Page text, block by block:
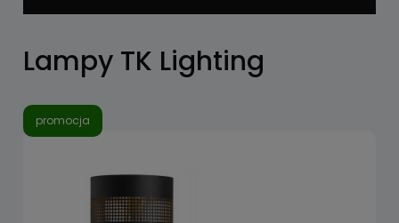
Lampy TK Lighting
promocja